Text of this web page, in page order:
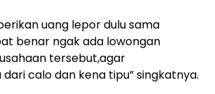
uang lepor dulu sama
benar ngak ada lowongan
tersebut,agar
calo dan kena tipu” singkatnya.